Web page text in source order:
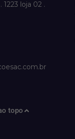
1223 loja 02 .
topo